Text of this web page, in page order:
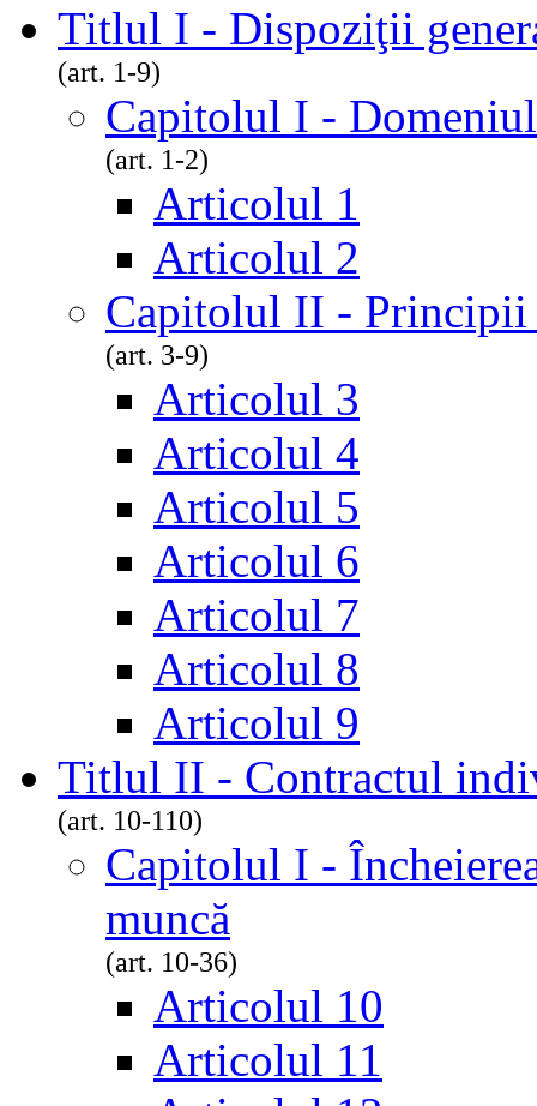
Titlul I - Dispoziţii
(art. 1-9)
Capitolul I -
(art. 1-2)
Articolul 1
Articolul 2
Capitolul II - Principii
(art. 3-9)
Articolul 3
Articolul 4
Articolul 5
Articolul 6
Articolul 7
Articolul 8
Articolul 9
Titlul II - Contractul
(art. 10-110)
Capitolul I -
muncă
(art. 10-36)
Articolul 10
Articolul 11